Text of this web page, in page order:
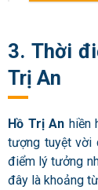
3. Thời
Trị An
Hồ Trị An hiền
tượng tuyệt vời
điểm lý tưởng
đây là khoảng